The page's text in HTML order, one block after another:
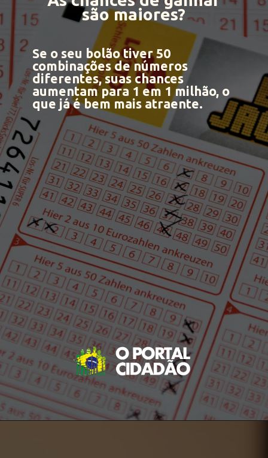
são maiores?
Se o seu bolão tiver 50
combinações de números
diferentes, suas chances
aumentam para 1 em 1 milhão, o
que já é bem mais atraente.